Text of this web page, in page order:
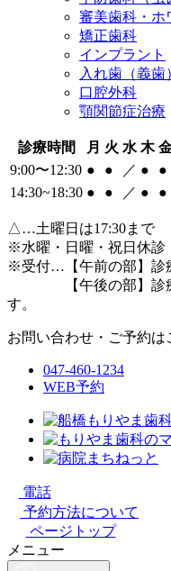
審美歯科・ホ
矯正歯科
インプラント
入れ歯（義歯
口腔外科
顎関節症治療
診療時間 月 火 水 木
9:00〜12:30 ● ● ／ ● ●
14:30~18:30 ● ● ／ ● ●
△…土曜日は17:30まで
※水曜・日曜・祝日休診
※受付…【午前の部】診
【午後の部】診療時
す。
お問い合わせ・ご予約は
047-460-1234
WEB予約
電話
予約方法について
ページトップ
メニュー